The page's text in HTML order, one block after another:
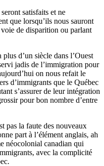
satisfaits et ne
que lorsqu’ils nous sauront
de disparition ou parlant
d’un siècle dans l’Ouest
jadis de l’immigration pour
on nous refait le
d’immigrants que le Québec
s’assurer de leur intégration
pour bon nombre d’entre
pas la faute des nouveaux
part à l’élément anglais, ah
néocolonial canadian qui
avec la complicité